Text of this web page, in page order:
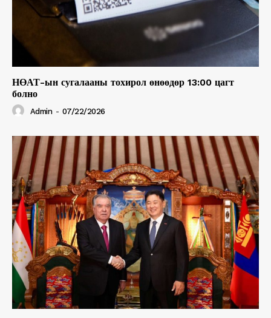
НӨАТ-ын сугалааны тохирол өнөөдөр 13:00 цагт
болно
Admin - 07/22/2026